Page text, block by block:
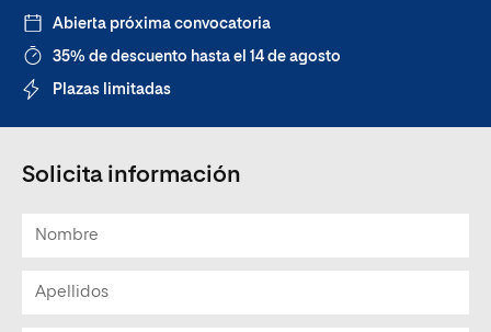
Abierta próxima convocatoria
35% de descuento hasta el 14 de agosto
Plazas limitadas
Solicita información